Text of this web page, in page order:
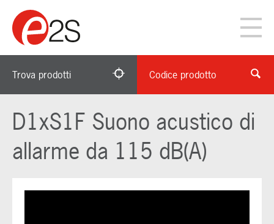
Trova prodotti Codice prodotto
D1xS1F Suono acustico di
allarme da 115 dB(A)